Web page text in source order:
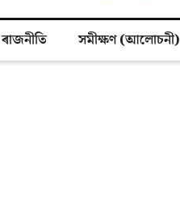
ৰাজনীতি সমীক্ষণ (আলোচনী)